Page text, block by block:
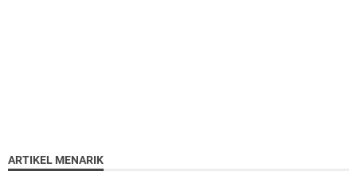
ARTIKEL MENARIK